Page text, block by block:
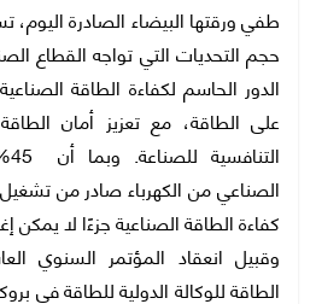
طفي ورقتها البيضاء الصادرة
حجم التحديات التي تواجه القطاع
الدور الحاسم لكفاءة الطاقة
على الطاقة، مع تعزيز أمان
الصناعي من الكهرباء صادر من تشغيل
كفاءة الطاقة الصناعية جزءًا لا يمكن
وقبيل انعقاد المؤتمر السنوي